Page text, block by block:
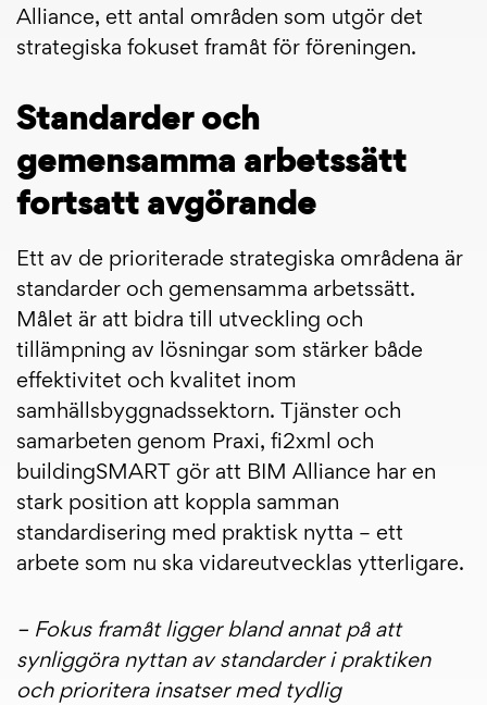
Alliance, ett antal områden som utgör det
strategiska fokuset framåt för föreningen.
Standarder och
gemensamma arbetssätt
fortsatt avgörande
Ett av de prioriterade strategiska områdena är
standarder och gemensamma arbetssätt.
Målet är att bidra till utveckling och
tillämpning av lösningar som stärker både
effektivitet och kvalitet inom
samhällsbyggnadssektorn. Tjänster och
samarbeten genom Praxi, fi2xml och
buildingSMART gör att BIM Alliance har en
stark position att koppla samman
standardisering med praktisk nytta – ett
arbete som nu ska vidareutvecklas ytterligare.
– Fokus framåt ligger bland annat på att
synliggöra nyttan av standarder i praktiken
och prioritera insatser med tydlig